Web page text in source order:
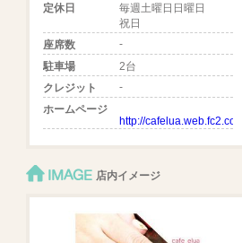
定休日
毎週土曜日日曜日
祝日
座席数
-
駐車場
2台
クレジット
-
ホームページ
http://cafelua.web.fc2.com/
IMAGE 店内イメージ